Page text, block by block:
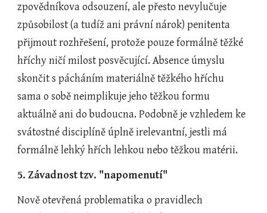
zpovědníkova odsouzení, ale přesto nevylučuje
způsobilost (a tudíž ani právní nárok) penitenta
přijmout rozhřešení, protože pouze formálně těžké
hříchy ničí milost posvěcující. Absence úmyslu
skončit s pácháním materiálně těžkého hříchu
sama o sobě neimplikuje jeho těžkou formu
aktuálně ani do budoucna. Podobně je vzhledem ke
svátostné disciplíně úplně irelevantní, jestli má
formálně lehký hřích lehkou nebo těžkou matérii.
5. Závadnost tzv. "napomenutí"
Nově otevřená problematika o pravidlech